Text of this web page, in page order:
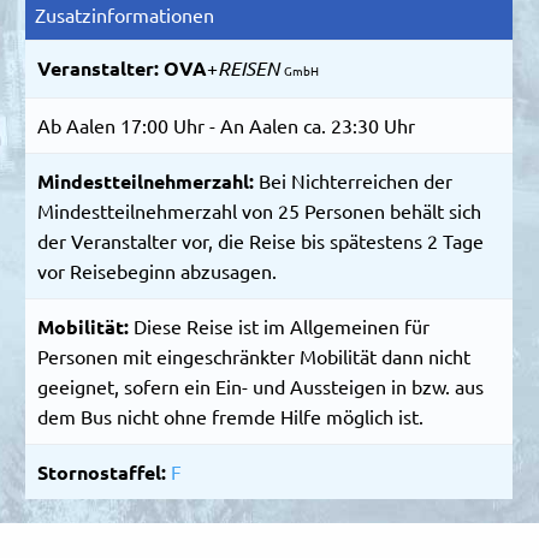
Zusatzinformationen
Veranstalter:OVA+REISEN GmbH
Ab Aalen 17:00 Uhr - An Aalen ca. 23:30 Uhr
Mindestteilnehmerzahl: Bei Nichterreichen der
Mindestteilnehmerzahl von 25 Personen behält sich
der Veranstalter vor, die Reise bis spätestens 2 Tage
vor Reisebeginn abzusagen.
Mobilität: Diese Reise ist im Allgemeinen für
Personen mit eingeschränkter Mobilität dann nicht
geeignet, sofern ein Ein- und Aussteigen in bzw. aus
dem Bus nicht ohne fremde Hilfe möglich ist.
Stornostaffel: F